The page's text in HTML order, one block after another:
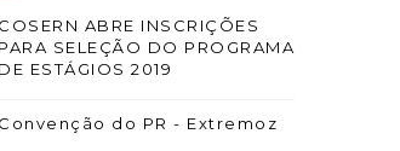
OS
COSERN ABRE INSCRIÇÕES
PARA SELEÇÃO DO PROGRAMA
DE ESTÁGIOS 2019
Convenção do PR - Extremoz